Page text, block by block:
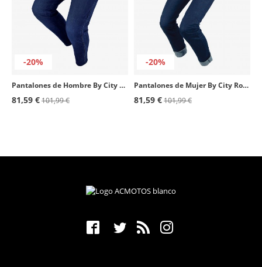
-20%
Pantalones de Hombre By City Route II azul oscuro
81,59 €101,99 €
-20%
Pantalones de Mujer By City Route II azul oscuro
81,59 €101,99 €